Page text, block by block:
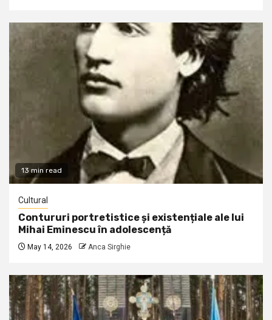
13 min read
Cultural
Contururi portretistice și existențiale ale lui
Mihai Eminescu în adolescență
May 14, 2026 Anca Sirghie